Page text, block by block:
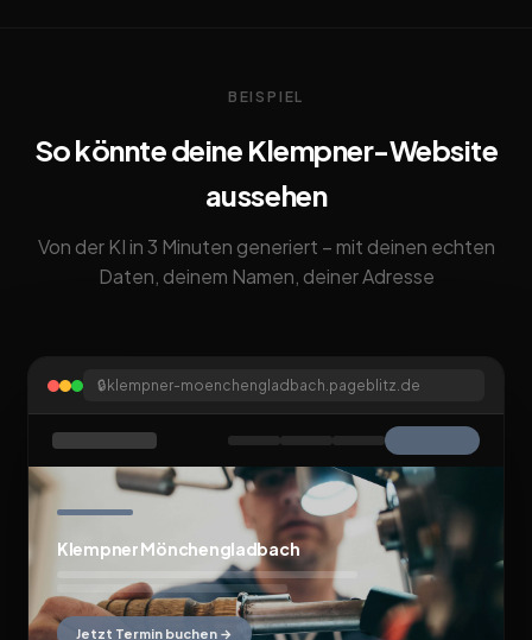
BEISPIEL
So könnte deine Klempner-Website
aussehen
Von der KI in 3 Minuten generiert – mit deinen echten
Daten, deinem Namen, deiner Adresse
🔒 klempner-moenchengladbach.pageblitz.de
Klempner Mönchengladbach
Jetzt Termin buchen →